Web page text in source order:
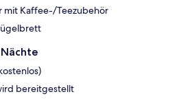
mit Kaffee-/Teezubehör
bereitgestellt